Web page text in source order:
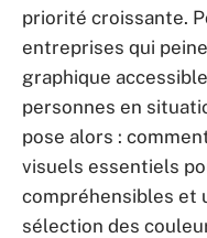
priorité croissante.
entreprises qui
graphique
personnes en
pose alors :
visuels essentiels
compréhensibles et
sélection des